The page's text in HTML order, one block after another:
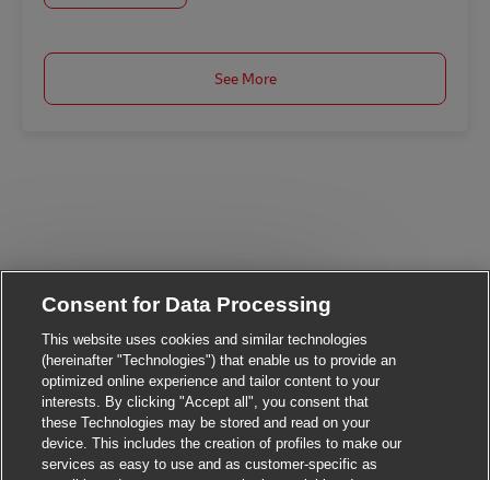
See More
Consent for Data Processing
This website uses cookies and similar technologies
(hereinafter "Technologies") that enable us to provide an
optimized online experience and tailor content to your
interests. By clicking "Accept all", you consent that
these Technologies may be stored and read on your
device. This includes the creation of profiles to make our
services as easy to use and as customer-specific as
Hi There!
Are you interested in this job?
Close chatbot
I'm interested Similar Jobs